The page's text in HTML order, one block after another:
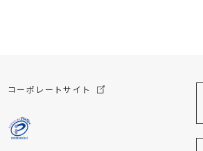
コーポレートサイト